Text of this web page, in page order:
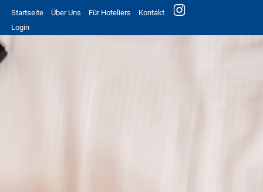
Startseite Über Uns Für Hoteliers
Kontakt
Login